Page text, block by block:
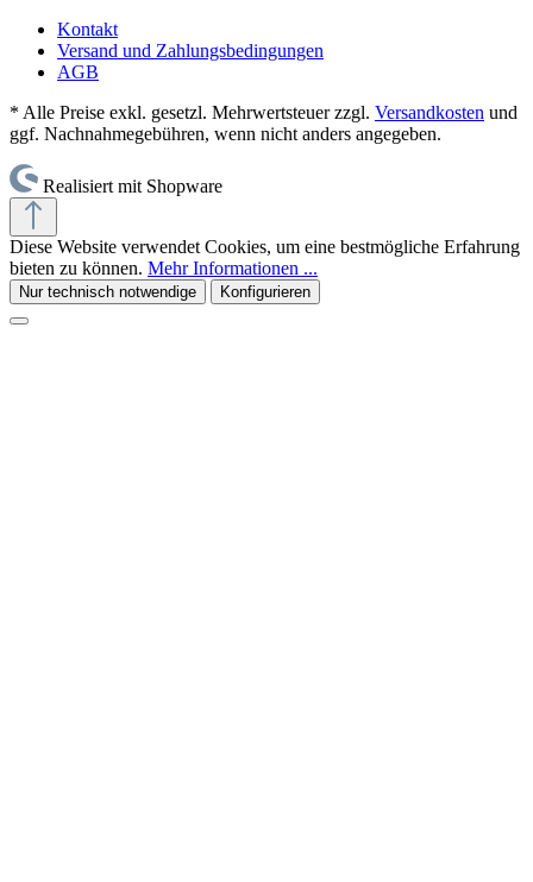
Kontakt
Versand und Zahlungsbedingungen
AGB
* Alle Preise exkl. gesetzl. Mehrwertsteuer zzgl. Versandkosten und
ggf. Nachnahmegebühren, wenn nicht anders angegeben.
Realisiert mit Shopware
Diese Website verwendet Cookies, um eine bestmögliche Erfahrung
bieten zu können. Mehr Informationen ...
Nur technisch notwendige Konfigurieren